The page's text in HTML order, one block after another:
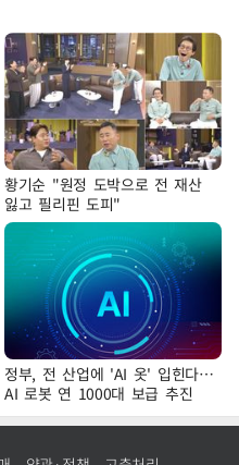
황기순 "원정 도박으로 전 재산
잃고 필리핀 도피"
정부, 전 산업에 'AI 옷' 입힌다…
AI 로봇 연 1000대 보급 추진